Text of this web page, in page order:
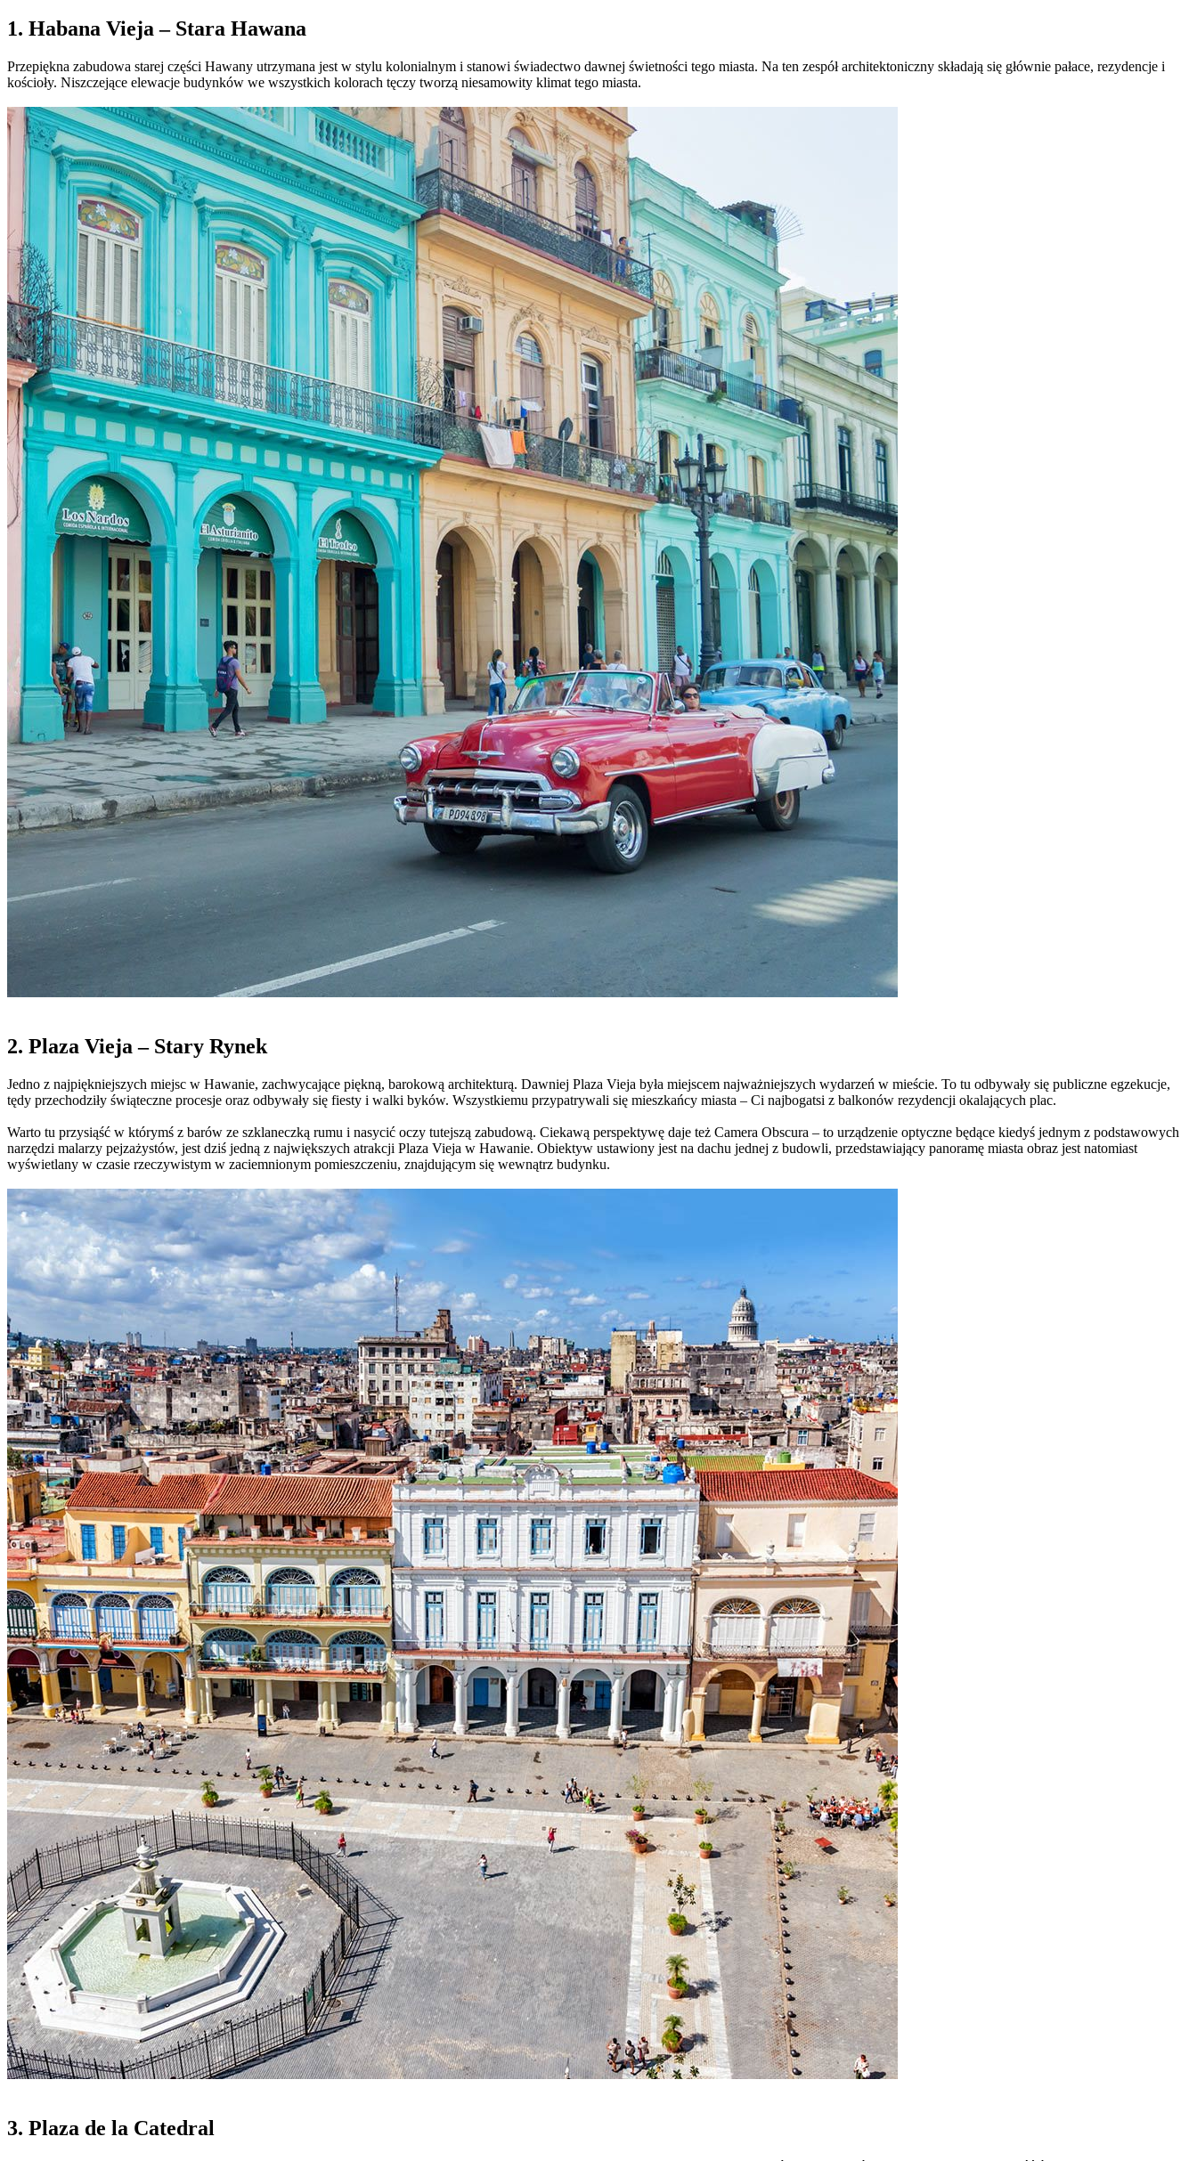
1. Habana Vieja – Stara Hawana
Przepiękna zabudowa starej części Hawany utrzymana jest w stylu kolonialnym i stanowi świadectwo dawnej świetności tego miasta. Na ten zespół architektoniczny składają się głównie pałace, rezydencje i
kościoły. Niszczejące elewacje budynków we wszystkich kolorach tęczy tworzą niesamowity klimat tego miasta.
2. Plaza Vieja – Stary Rynek
Jedno z najpiękniejszych miejsc w Hawanie, zachwycające piękną, barokową architekturą. Dawniej Plaza Vieja była miejscem najważniejszych wydarzeń w mieście. To tu odbywały się publiczne egzekucje,
tędy przechodziły świąteczne procesje oraz odbywały się fiesty i walki byków. Wszystkiemu przypatrywali się mieszkańcy miasta – Ci najbogatsi z balkonów rezydencji okalających plac.
Warto tu przysiąść w którymś z barów ze szklaneczką rumu i nasycić oczy tutejszą zabudową. Ciekawą perspektywę daje też Camera Obscura – to urządzenie optyczne będące kiedyś jednym z podstawowych
narzędzi malarzy pejzażystów, jest dziś jedną z największych atrakcji Plaza Vieja w Hawanie. Obiektyw ustawiony jest na dachu jednej z budowli, przedstawiający panoramę miasta obraz jest natomiast
wyświetlany w czasie rzeczywistym w zaciemnionym pomieszczeniu, znajdującym się wewnątrz budynku.
3. Plaza de la Catedral